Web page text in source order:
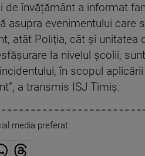
de învățământ a informat
asupra evenimentului care
atât Poliția, cât și unitatea
la nivelul școlii,
în scopul
a transmis ISJ Timiș.
media preferat: